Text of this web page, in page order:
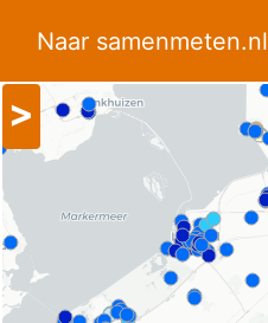
Naar samenmeten.nl
>